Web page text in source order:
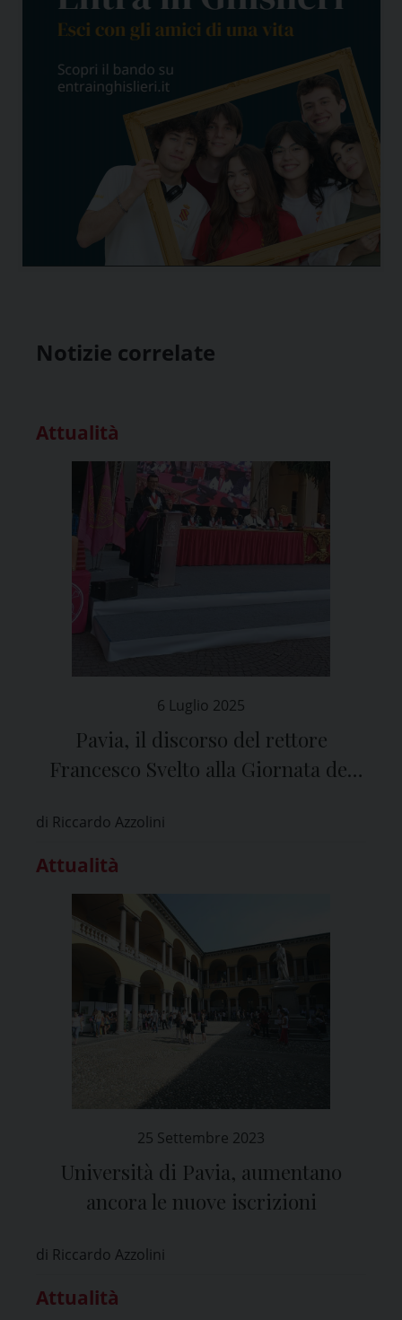
Notizie correlate
Attualità
6 Luglio 2025
Pavia, il discorso del rettore
Francesco Svelto alla Giornata del
di Riccardo Azzolini
Attualità
25 Settembre 2023
Università di Pavia, aumentano
ancora le nuove iscrizioni
di Riccardo Azzolini
Attualità